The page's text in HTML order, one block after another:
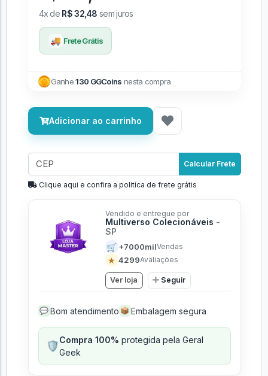
4x de R$ 32,48 sem juros
🚚 Frete Grátis
Ganhe130 GGCoins nesta compra
Adicionar ao carrinho
Calcular Frete
Clique aqui e confira a politíca de frete grátis
Vendido e entregue por
Multiverso Colecionáveis -
SP
🛒 +7000milVendas
★ 4299Avaliações
Ver loja Seguir
💬 Bom atendimento 📦 Embalagem segura
🛡️Compra 100% protegida pela Geral
Geek